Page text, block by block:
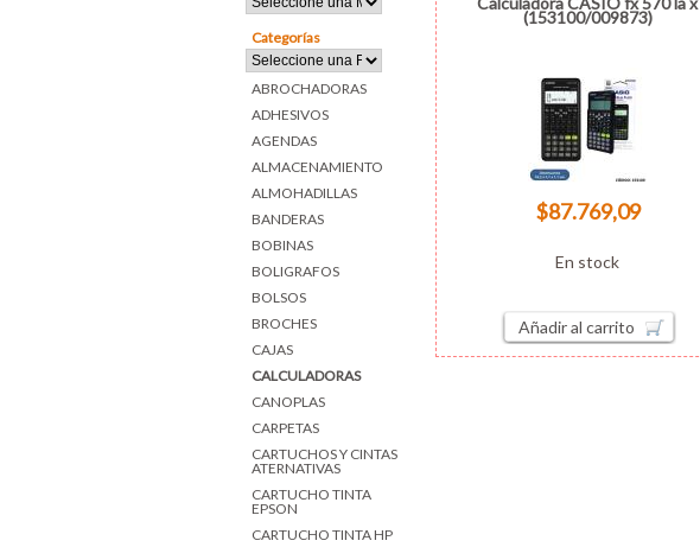
Categorías
ABROCHADORAS
ADHESIVOS
AGENDAS
ALMACENAMIENTO
ALMOHADILLAS
BANDERAS
BOBINAS
BOLIGRAFOS
BOLSOS
BROCHES
CAJAS
CALCULADORAS
CANOPLAS
CARPETAS
CARTUCHOS Y CINTAS
ATERNATIVAS
CARTUCHO TINTA
EPSON
CARTUCHO TINTA HP
(153100/009873)
$87.769,09
En stock
Añadir al carrito